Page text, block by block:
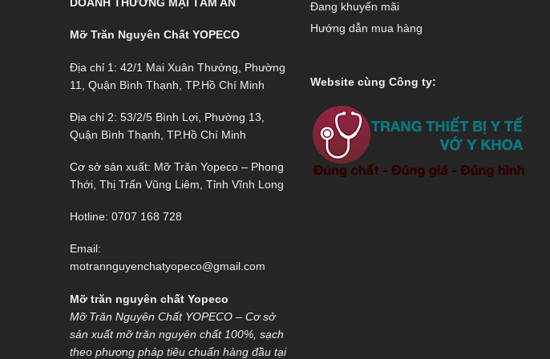
DOANH THƯƠNG MẠI TÂM AN
Mỡ Trăn Nguyên Chất YOPECO
Địa chỉ 1: 42/1 Mai Xuân Thưởng, Phường
11, Quận Bình Thạnh, TP.Hồ Chí Minh
Địa chỉ 2: 53/2/5 Bình Lợi, Phường 13,
Quận Bình Thạnh, TP.Hồ Chí Minh
Cơ sở sản xuất: Mỡ Trăn Yopeco – Phong
Thới, Thị Trấn Vũng Liêm, Tỉnh Vĩnh Long
Hotline: 0707 168 728
Email:
motrannguyenchatyopeco@gmail.com
Mỡ trăn nguyên chất Yopeco
Mỡ Trăn Nguyên Chất YOPECO – Cơ sở
sản xuất mỡ trăn nguyên chất 100%, sạch
theo phương pháp tiêu chuẩn hàng đầu tại
Đang khuyến mãi
Hướng dẫn mua hàng
Website cùng Công ty: